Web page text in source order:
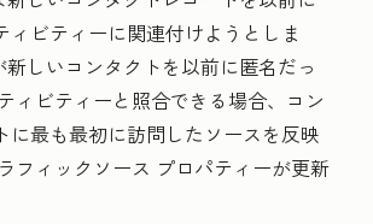
ィビティーに関連付けようとしま
新しいコンタクトを以前に匿名だっ
ィビティーと照合できる場合、コン
に最も最初に訪問したソースを反映
フィックソース プロパティーが更新